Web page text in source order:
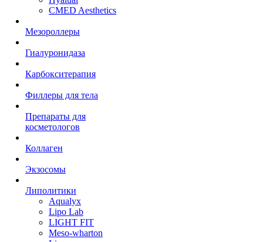
CMED Aesthetics
Мезороллеры
Гиалуронидаза
Карбокситерапия
Филлеры для тела
Препараты для
косметологов
Коллаген
Экзосомы
Липолитики
Aqualyx
Lipo Lab
LIGHT FIT
Meso-wharton